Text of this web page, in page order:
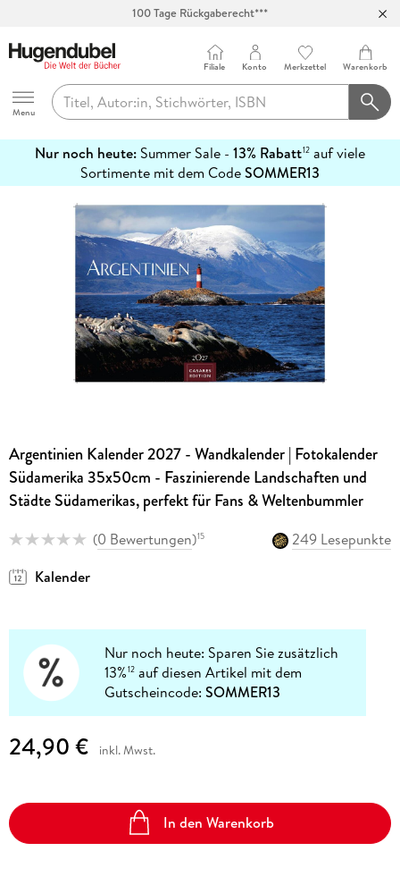
100 Tage Rückgaberecht***
Hugendubel
Menu
Filiale Konto Merkzettel Warenkorb
Nur noch heute: Summer Sale - 13% Rabatt12 auf viele
Sortimente mit dem CodeSOMMER13
erfahren
Argentinien Kalender 2027 - Wandkalender | Fotokalender
Südamerika 35x50cm - Faszinierende Landschaften und
Städte Südamerikas, perfekt für Fans & Weltenbummler
(0 Bewertungen)15
249 Lesepunkte
Kalender
Nur noch heute: Sparen Sie zusätzlich
13%12 auf diesen Artikel mit dem
Gutscheincode:SOMMER13
24,90 € inkl. Mwst.
In den Warenkorb